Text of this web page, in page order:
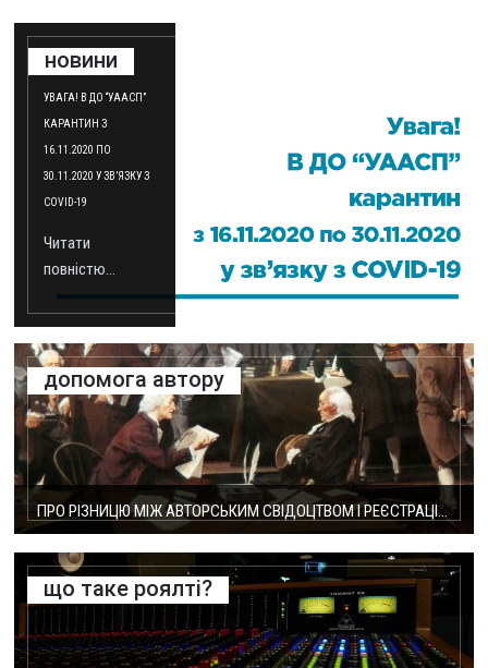
новини
УВАГА! В ДО “УААСП”
КАРАНТИН З
16.11.2020 ПО
30.11.2020 У ЗВ’ЯЗКУ З
COVID-19
Читати
повністю...
ПРО РІЗНИЦЮ МІЖ АВТОРСЬКИМ СВІДОЦТВОМ І РЕЄСТРАЦІЄЮ ТВОРУ В УААСП
допомога автору
що таке роялті?